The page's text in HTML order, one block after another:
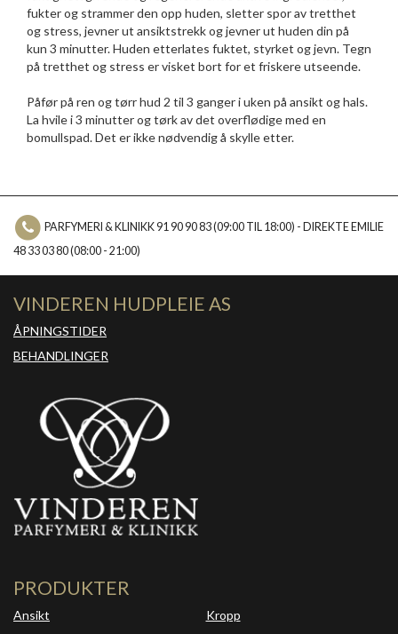
fukter og strammer den opp huden, sletter spor av tretthet
og stress, jevner ut ansiktstrekk og jevner ut huden din på
kun 3 minutter. Huden etterlates fuktet, styrket og jevn. Tegn
på tretthet og stress er visket bort for et friskere utseende.
Påfør på ren og tørr hud 2 til 3 ganger i uken på ansikt og hals.
La hvile i 3 minutter og tørk av det overflødige med en
bomullspad. Det er ikke nødvendig å skylle etter.
PARFYMERI & KLINIKK 91 90 90 83 (09:00 TIL 18:00) - DIREKTE EMILIE
48 33 03 80 (08:00 - 21:00)
VINDEREN HUDPLEIE AS
ÅPNINGSTIDER
BEHANDLINGER
PRODUKTER
Ansikt
Kropp